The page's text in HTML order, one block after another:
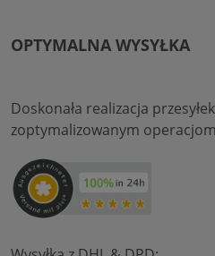
OPTYMALNA WYSYŁKA
Doskonała realizacja
zoptymalizowanym